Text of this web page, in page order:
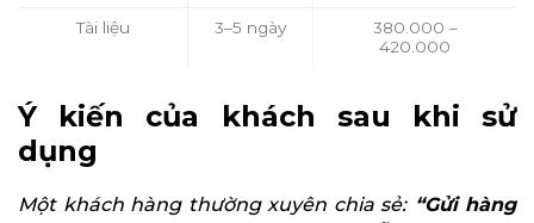
Tài liệu 3–5 ngày
380.000 –
420.000
Ý kiến của khách sau khi sử
dụng
Một khách hàng thường xuyên chia sẻ:“Gửi hàng